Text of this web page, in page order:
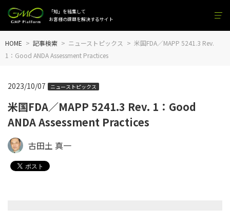
「知」を結集して
お客様の課題を解決するサイト
HOME 記事検索 ニューストピックス
米国FDA／MAPP 5241.3 Rev.
1：Good ANDA Assessment Practices
米国FDA／MAPP 5241.3 Rev. 1：Good
ANDA Assessment Practices
2023/10/07 ニューストピックス
古田土 真一